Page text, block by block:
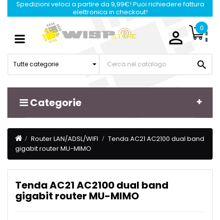
Spedizioni veloci a partire da 9,99€! Puoi richiedere fattura
elettronica in checkout!

0
Tutte categorie 
Categorie
Toggle
Router LAN/ADSL/WIFI
Tenda AC21 AC2100 dual band
gigabit router MU-MIMO
Tenda AC21 AC2100 dual band
gigabit router MU-MIMO